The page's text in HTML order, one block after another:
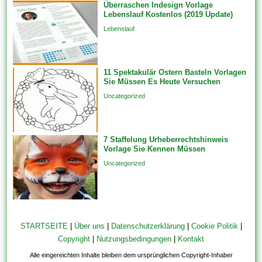
Überraschen Indesign Vorlage
Lebenslauf Kostenlos (2019 Update)
Lebenslauf
11 Spektakulär Ostern Basteln Vorlagen
Sie Müssen Es Heute Versuchen
Uncategorized
7 Staffelung Urheberrechtshinweis
Vorlage Sie Kennen Müssen
Uncategorized
STARTSEITE| Über uns Datenschutzerklärung| Cookie Politik|
Copyright
Nutzungsbedingungen Kontakt
Alle eingereichten Inhalte bleiben dem ursprünglichen Copyright-Inhaber